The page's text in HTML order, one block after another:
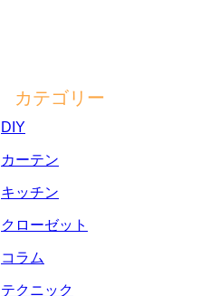
カテゴリー
DIY
カーテン
キッチン
クローゼット
コラム
テクニック